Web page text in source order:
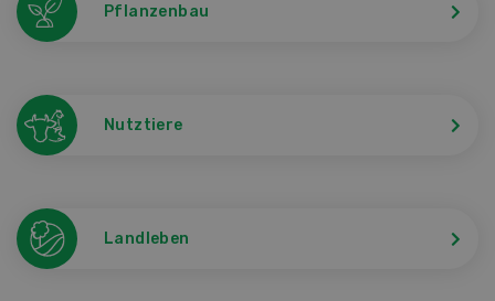
Pflanzenbau
Nutztiere
Landleben